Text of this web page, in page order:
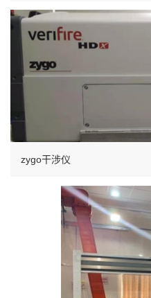
zygo干涉仪